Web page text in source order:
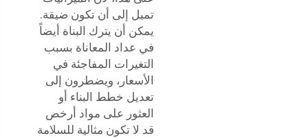
تميل إلى أن تكون ضيقة.
يمكن أن يترك البناة أيضاً
في عداد المعاناة بسبب
التغيرات المفاجئة في
الأسعار، ويضطرون إلى
تعديل خطط البناء أو
العثور على مواد أرخص
قد لا تكون مثالية للسلامة